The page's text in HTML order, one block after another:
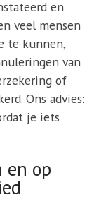
en
veel mensen
te kunnen,
van
of
Ons advies:
je iets
en op